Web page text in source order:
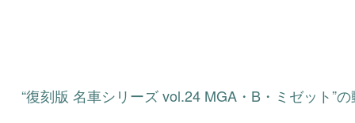
“復刻版 名車シリーズ vol.24 MGA・B・ミゼット”の